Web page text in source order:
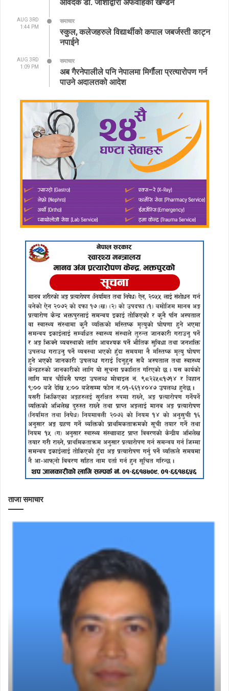
AUG 3RD
1:44 PM
समाचार
स्कुल, कलेजहरुले विद्यार्थीको कपाल जबर्जस्ती काट्न
नपाईने
AUG 3RD
1:09 PM
समाचार
अब गैरनेपालीले पनि नेपालमा मिर्गौला प्रत्यारोपण गर्न
पाउने अदालतको आदेश
ताजा समाचार